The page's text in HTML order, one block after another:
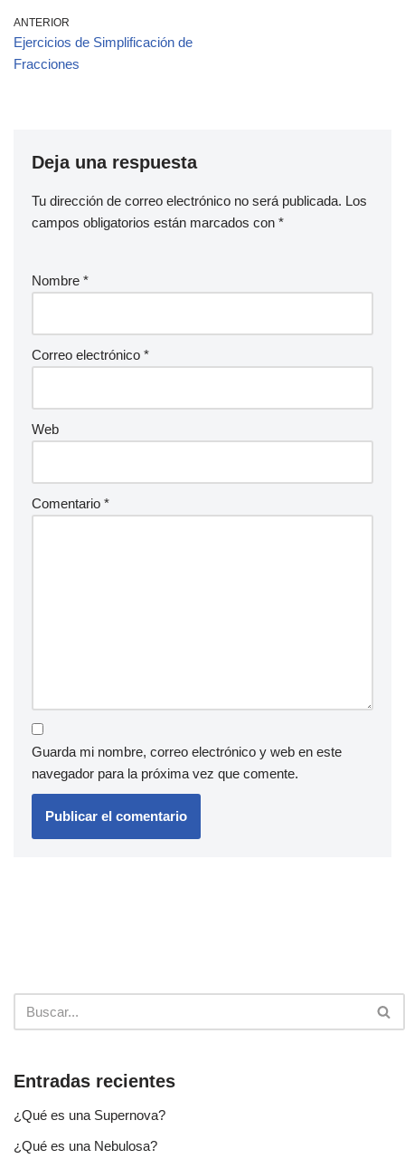
ANTERIOR
Ejercicios de Simplificación de
Fracciones
Deja una respuesta
Tu dirección de correo electrónico no será publicada. Los
campos obligatorios están marcados con *
Nombre *
Correo electrónico *
Web
Comentario *
Guarda mi nombre, correo electrónico y web en este
navegador para la próxima vez que comente.
Entradas recientes
¿Qué es una Supernova?
¿Qué es una Nebulosa?